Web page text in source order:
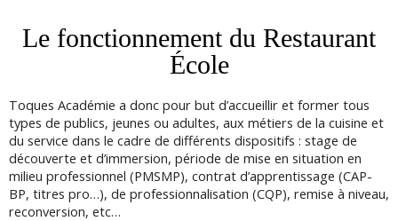
Le fonctionnement du Restaurant
École
Toques Académie a donc pour but d’accueillir et former tous
types de publics, jeunes ou adultes, aux métiers de la cuisine et
du service dans le cadre de différents dispositifs : stage de
découverte et d’immersion, période de mise en situation en
milieu professionnel (PMSMP), contrat d’apprentissage (CAP-
BP, titres pro…), de professionnalisation (CQP), remise à niveau,
reconversion, etc…